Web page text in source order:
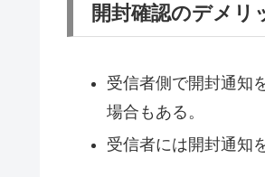
開封確認のデメ
受信者側で開封通知
場合もある。
受信者には開封通知